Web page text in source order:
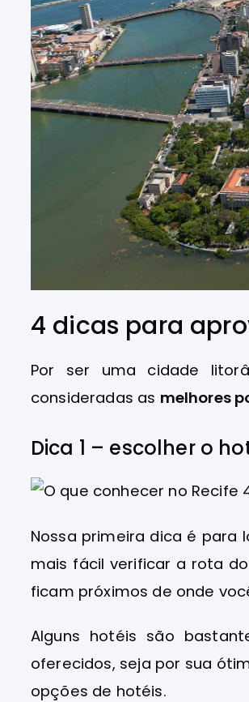
4 dicas para
Por ser uma cidade
consideradas as melhores
Dica 1 – escolher o
Nossa primeira dica é para
mais fácil verificar a rota
ficam próximos de onde
Alguns hotéis são
oferecidos, seja por sua
opções de hotéis.